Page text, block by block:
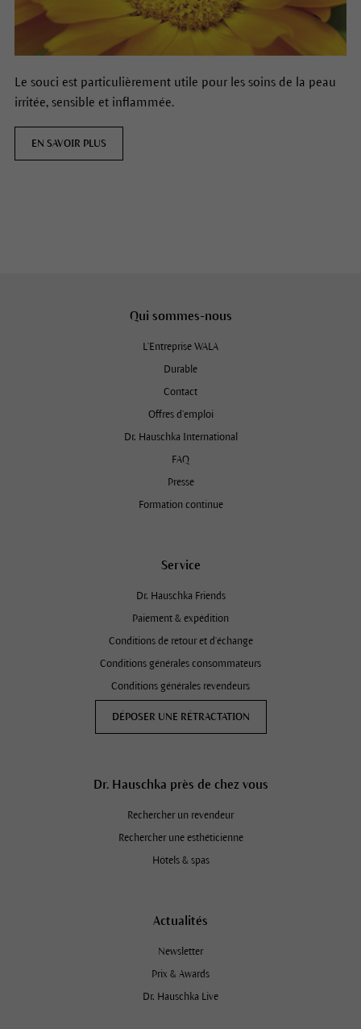
Le souci est particulièrement utile pour les soins de la peau
irritée, sensible et inflammée.
EN SAVOIR PLUS
Qui sommes-nous
L'Entreprise WALA
Durable
Contact
Offres d’emploi
Dr. Hauschka International
FAQ
Presse
Formation continue
Service
Dr. Hauschka Friends
Paiement & expédition
Conditions de retour et d'échange
Conditions générales consommateurs
Conditions générales revendeurs
DÉPOSER UNE RÉTRACTATION
Dr. Hauschka près de chez vous
Rechercher un revendeur
Rechercher une esthéticienne
Hôtels & spas
Actualités
Newsletter
Prix & Awards
Dr. Hauschka Live
S'abonner à la lettre d'information
du Dr. Hauschka et bénéficiez d'une
les soins de la peau, les dernières nouvelles et des